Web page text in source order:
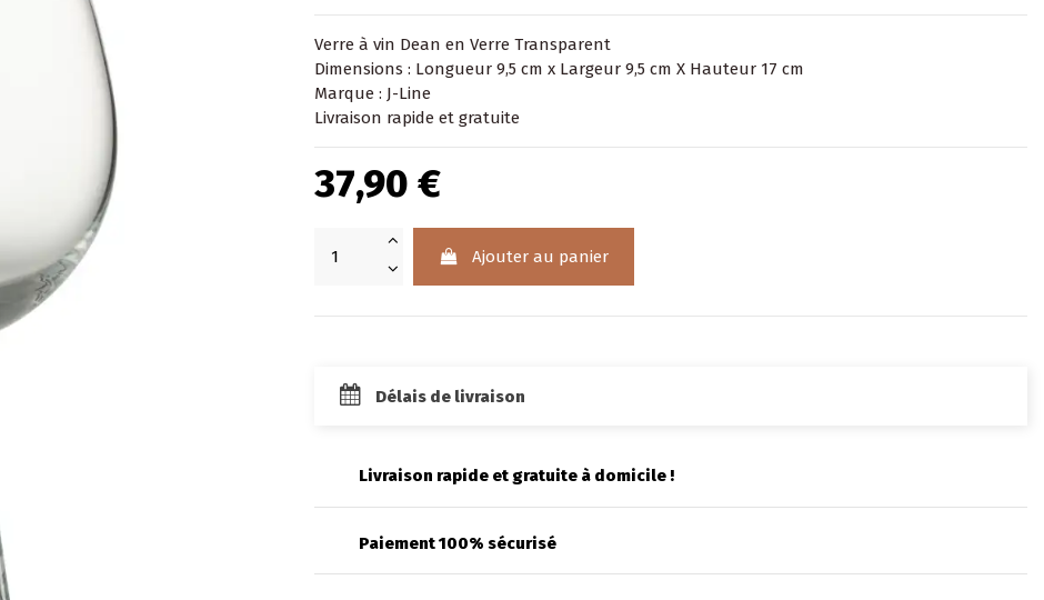
Verre à vin Dean en Verre Transparent
Dimensions : Longueur 9,5 cm x Largeur 9,5 cm X Hauteur 17 cm
Marque : J-Line
Livraison rapide et gratuite
37,90 €
Ajouter au panier
Délais de livraison
Livraison rapide et gratuite à domicile !
Paiement 100% sécurisé